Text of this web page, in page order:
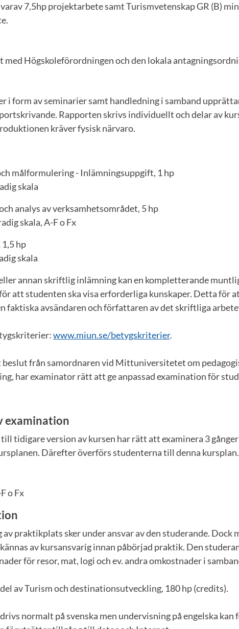
7,5hp projektarbete samt Turismvetenskap GR (B)
med Högskoleförordningen och den lokala
i form av seminarier samt handledning i samband
Rapporten skrivs individuellt och delar av
kräver fysisk närvaro.
målformulering - Inlämningsuppgift, 1 hp
skala
analys av verksamhetsområdet, 5 hp
skala, A-F o Fx
hp
skala
annan skriftlig inlämning kan en kompletterande
att studenten ska visa erforderliga kunskaper. Detta för
faktiska avsändaren och författaren av det skriftliga
www.miun.se/betygskriterier.
från samordnaren vid Mittuniversitetet om
har examinator rätt att ge anpassad examination för
examination
tidigare version av kursen har rätt att examinera 3
Därefter överförs studenterna till denna kursplan.
o Fx
av praktikplats sker under ansvar av den studerande. Dock
av kursansvarig innan påbörjad praktik. Den
för resor, mat, logi och ev. andra omkostnader i
av Turism och destinationsutveckling, 180 hp (credits).
normalt på svenska men undervisning på engelska kan